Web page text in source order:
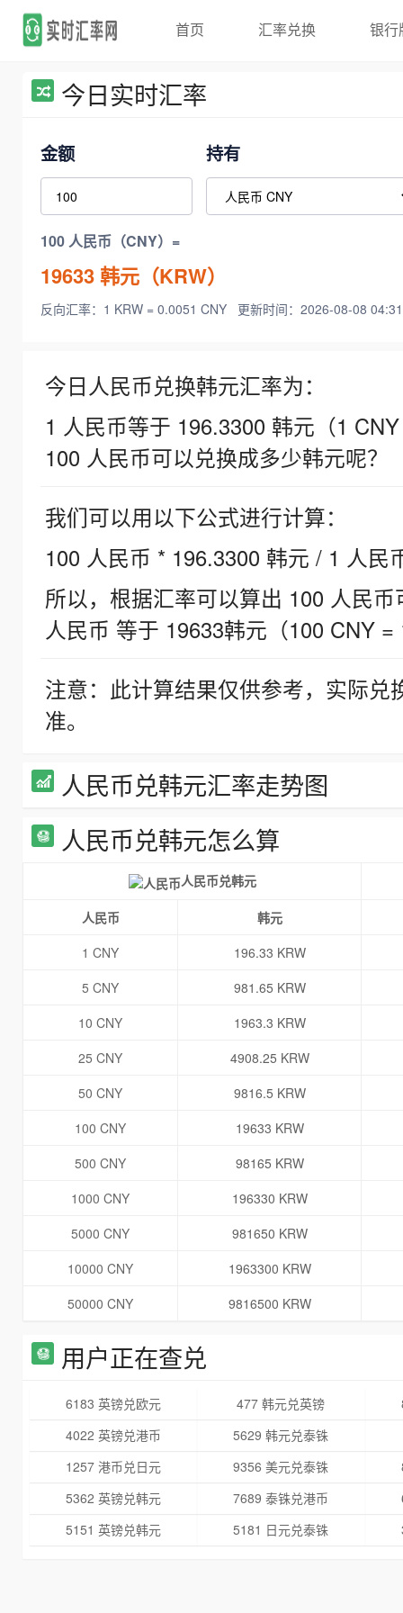
首页 汇率兑换 银行
今日实时汇率
金额 持有
100 人民币（CNY）=
19633韩元（KRW）
反向汇率：1 KRW = 0.0051 CNY 更新时间：2026-08-08
今日人民币兑换韩元汇率为：
1 人民币等于 196.3300 韩元（1
100 人民币可以兑换成多少韩元呢？
我们可以用以下公式进行计算：
100 人民币 * 196.3300 韩元 / 1 人民
所以，根据汇率可以算出 100 人民
人民币 等于 19633韩元（100 CNY =
注意：此计算结果仅供参考，实际
准。
人民币兑韩元汇率走势图
人民币兑韩元怎么算
人民币兑韩元
人民币
韩元
1 CNY
196.33 KRW
5 CNY
981.65 KRW
10 CNY
1963.3 KRW
25 CNY
4908.25 KRW
50 CNY
9816.5 KRW
100 CNY
19633 KRW
500 CNY
98165 KRW
1000 CNY
196330 KRW
5000 CNY
981650 KRW
10000 CNY
1963300 KRW
50000 CNY
9816500 KRW
用户正在查兑
6183 英镑兑欧元 477 韩元兑英镑
4022 英镑兑港币
5629 韩元兑泰铢
1257 港币兑日元
9356 美元兑泰铢
5362 英镑兑韩元
7689 泰铢兑港币
5151 英镑兑韩元
5181 日元兑泰铢